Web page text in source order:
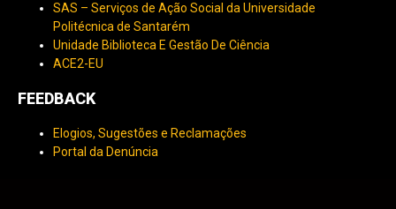
SAS – Serviços de Ação Social da Universidade
Politécnica de Santarém
Unidade Biblioteca E Gestão De Ciência
ACE2-EU
FEEDBACK
Elogios, Sugestões e Reclamações
Portal da Denúncia